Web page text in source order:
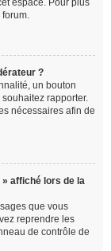
espace. Pour plus
forum.
?
un bouton
rapporter.
nécessaires afin de
affiché lors de la
que vous
reprendre les
de contrôle de